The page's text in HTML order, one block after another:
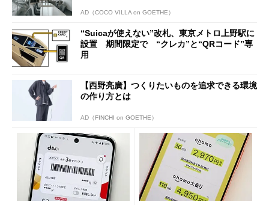
AD（COCO VILLA on GOETHE）
“Suicaが使えない”改札、東京メトロ上野駅に
設置 期間限定で “クレカ”と“QRコード”専
用
【西野亮廣】つくりたいものを追求できる環境
の作り方とは
AD（FINCHI on GOETHE）